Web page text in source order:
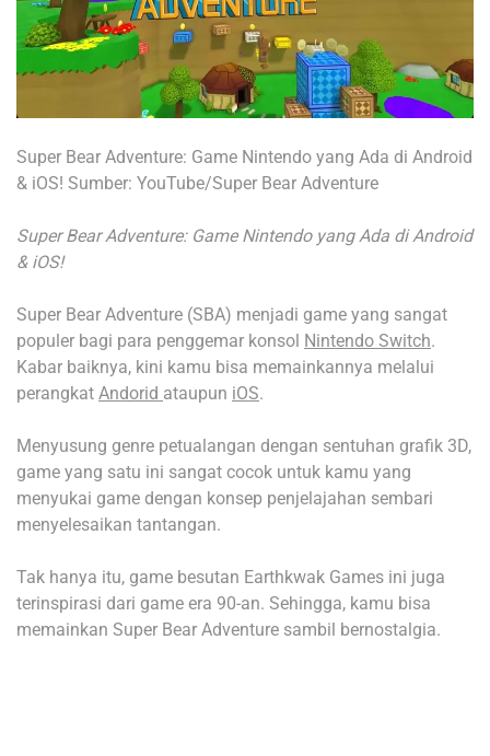
Super Bear Adventure: Game Nintendo yang Ada di Android
& iOS! Sumber: YouTube/Super Bear Adventure
Super Bear Adventure: Game Nintendo yang Ada di Android
& iOS!
Super Bear Adventure (SBA) menjadi game yang sangat
populer bagi para penggemar konsol Nintendo Switch.
Kabar baiknya, kini kamu bisa memainkannya melalui
perangkat Andorid ataupun iOS.
Menyusung genre petualangan dengan sentuhan grafik 3D,
game yang satu ini sangat cocok untuk kamu yang
menyukai game dengan konsep penjelajahan sembari
menyelesaikan tantangan.
Tak hanya itu, game besutan Earthkwak Games ini juga
terinspirasi dari game era 90-an. Sehingga, kamu bisa
memainkan Super Bear Adventure sambil bernostalgia.